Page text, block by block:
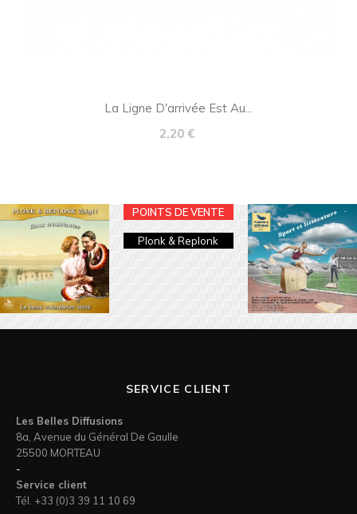
La Ligne D'arrivée Est Au...
Prix
2,20 €
POINTS DE VENTE
Plonk & Replonk
SERVICE CLIENT
Les Belles Diffusions
8a, Avenue du Général De Gaulle
25500 MORTEAU
-
Service client
Tél. +33 (0)3 39 11 10 69